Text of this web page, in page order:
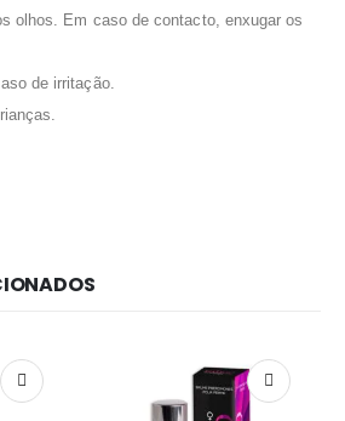
olhos. Em caso de contacto, enxugar os
de irritação.
Redes Sociais